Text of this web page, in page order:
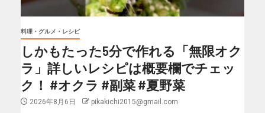
料理・グルメ・レシピ
しかもたった5分で作れる「無限オク
ラ」詳しいレシピは概要欄でチェッ
ク！ #オクラ #副菜 #夏野菜
2026年8月6日 pikakichi2015@gmail.com